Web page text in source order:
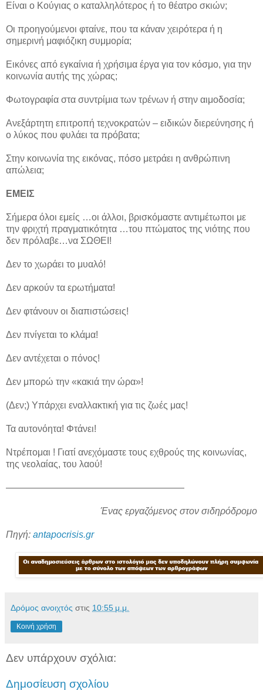
Είναι ο Κούγιας ο καταλληλότερος ή το θέατρο σκιών;
Οι προηγούμενοι φταίνε, που τα κάναν χειρότερα ή η
σημερινή μαφιόζικη συμμορία;
Εικόνες από εγκαίνια ή χρήσιμα έργα για τον κόσμο, για την
κοινωνία αυτής της χώρας;
Φωτογραφία στα συντρίμια των τρένων ή στην αιμοδοσία;
Ανεξάρτητη επιτροπή τεχνοκρατών – ειδικών διερεύνησης ή
ο λύκος που φυλάει τα πρόβατα;
Στην κοινωνία της εικόνας, πόσο μετράει η ανθρώπινη
απώλεια;
ΕΜΕΙΣ
Σήμερα όλοι εμείς …οι άλλοι, βρισκόμαστε αντιμέτωποι με
την φριχτή πραγματικότητα …του πτώματος της νιότης που
δεν πρόλαβε…να ΣΩΘΕΙ!
Δεν το χωράει το μυαλό!
Δεν αρκούν τα ερωτήματα!
Δεν φτάνουν οι διαπιστώσεις!
Δεν πνίγεται το κλάμα!
Δεν αντέχεται ο πόνος!
Δεν μπορώ την «κακιά την ώρα»!
(Δεν;) Υπάρχει εναλλακτική για τις ζωές μας!
Τα αυτονόητα! Φτάνει!
Ντρέπομαι ! Γιατί ανεχόμαστε τους εχθρούς της κοινωνίας,
της νεολαίας, του λαού!
———————————————————
Ένας εργαζόμενος στον σιδηρόδρομο
Πηγή: antapocrisis.gr
Δρόμος ανοιχτός στις 10:55 μ.μ.
Κοινή χρήση
Δεν υπάρχουν σχόλια:
Δημοσίευση σχολίου